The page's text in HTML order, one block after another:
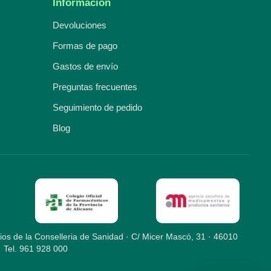
Información
Devoluciones
Formas de pago
Gastos de envío
Preguntas frecuentes
Seguimiento de pedido
Blog
de la Conselleria de Sanidad · C/ Micer Mascó, 31 · 46010
Tel. 961 928 000